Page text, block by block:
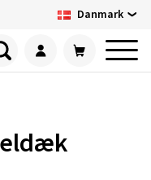
Danmark